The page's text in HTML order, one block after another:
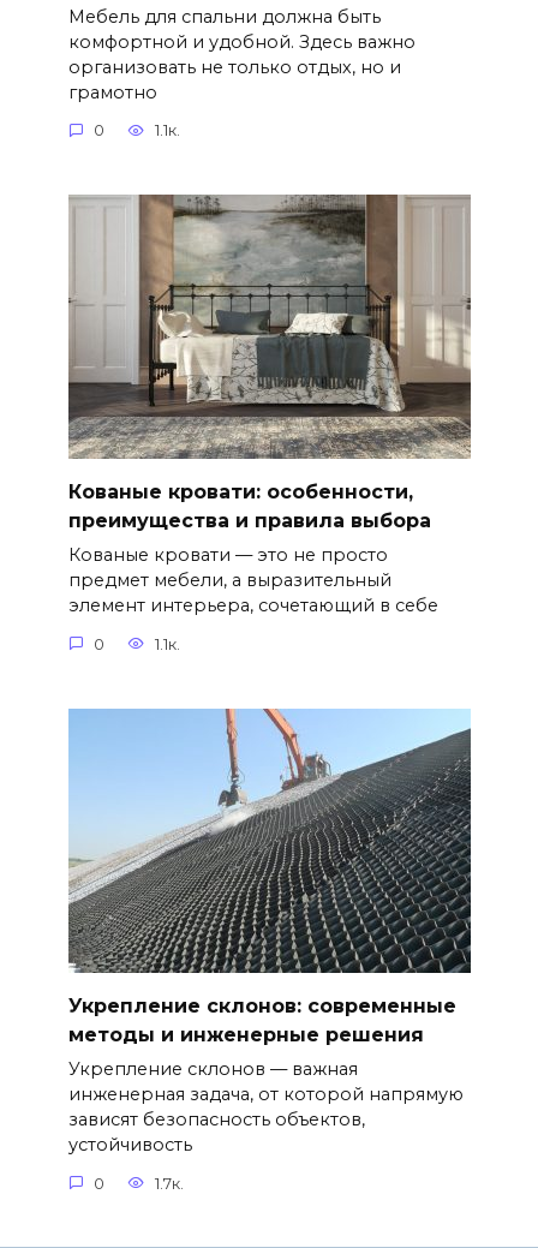
Мебель для спальни должна быть
комфортной и удобной. Здесь важно
организовать не только отдых, но и
грамотно
0 1.1к.
Кованые кровати: особенности,
преимущества и правила выбора
Кованые кровати — это не просто
предмет мебели, а выразительный
элемент интерьера, сочетающий в себе
0 1.1к.
Укрепление склонов: современные
методы и инженерные решения
Укрепление склонов — важная
инженерная задача, от которой напрямую
зависят безопасность объектов,
устойчивость
0 1.7к.